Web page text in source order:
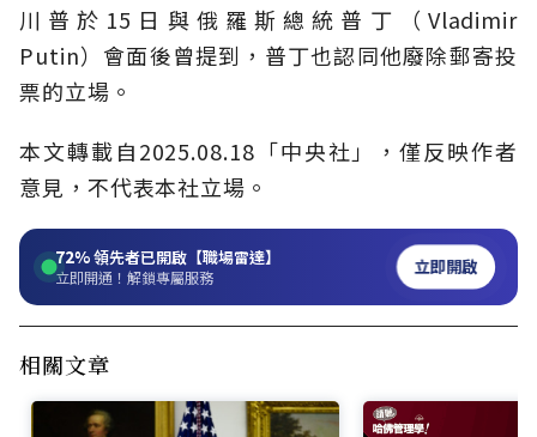
川普於15日與俄羅斯總統普丁（Vladimir
Putin）會面後曾提到，普丁也認同他廢除郵寄投
票的立場。
本文轉載自2025.08.18「中央社」，僅反映作者
意見，不代表本社立場。
72%領先者已開啟【職場雷達】
立即開通！解鎖專屬服務 立即開啟
相關文章